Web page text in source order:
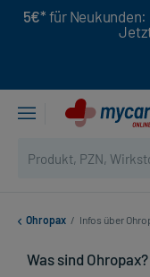
5€* für Neukunden:
Ohropax / Infos über
Was sind Ohropax?